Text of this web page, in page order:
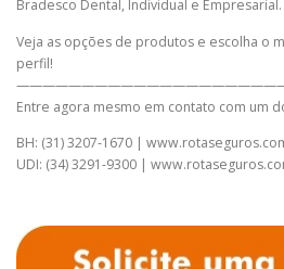
Bradesco Dental, Individual e Empresarial.
Veja as opções de produtos e escolha o
perfil!
Entre agora mesmo em contato com um
BH: (31) 3207-1670 |
UDI: (34) 3291-9300 |